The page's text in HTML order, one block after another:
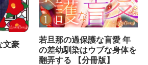
文豪
若旦那の過保護な盲愛 年
の差幼馴染はウブな身体を
翻弄する 【分冊版】